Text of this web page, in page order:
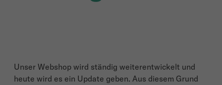
Unser Webshop wird ständig weiterentwickelt und
heute wird es ein Update geben. Aus diesem Grund